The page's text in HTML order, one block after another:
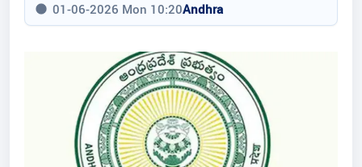
01-06-2026 Mon 10:20Andhra